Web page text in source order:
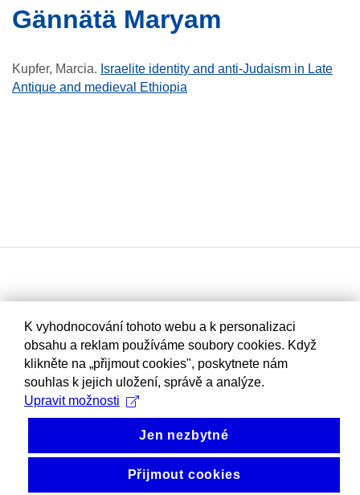
Gännätä Maryam
Kupfer, Marcia. Israelite identity and anti-Judaism in Late
Antique and medieval Ethiopia
K vyhodnocování tohoto webu a k personalizaci
obsahu a reklam používáme soubory cookies. Když
klikněte na „přijmout cookies", poskytnete nám
souhlas k jejich uložení, správě a analýze.
Upravit možnosti
Jen nezbytné
Přijmout cookies